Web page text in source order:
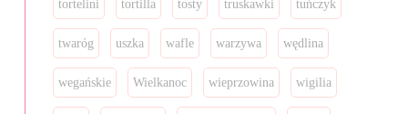
tortelini tortilla tosty truskawki tuńczyk
twaróg uszka wafle warzywa wędlina
wegańskie Wielkanoc wieprzowina wigilia